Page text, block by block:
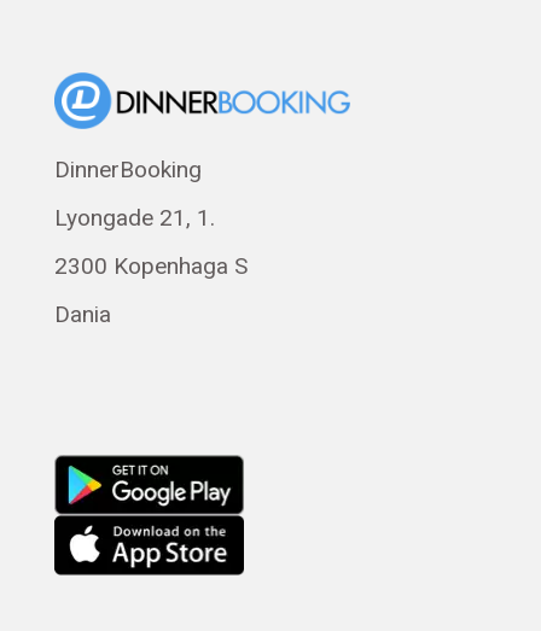
Norsk bokmål
Svenska
Français
Română
DinnerBooking
Lyongade 21, 1.
2300 Kopenhaga S
Dania